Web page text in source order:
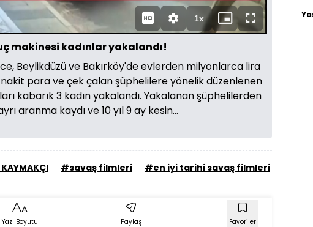
Süre
1xOynatma
Hızı
Mini
oynatıcı
Tam
Ekran
makinesi kadınlar yakalandı!
Beylikdüzü ve Bakırköy'de evlerden milyonlarca lira
para ve çek çalan şüphelilere yönelik düzenlenen
kabarık 3 kadın yakalandı. Yakalanan şüphelilerden
aranma kaydı ve 10 yıl 9 ay kesin...
#savaş filmleri #en iyi tarihi savaş filmleri
Yazı Boyutu Paylaş Favoriler